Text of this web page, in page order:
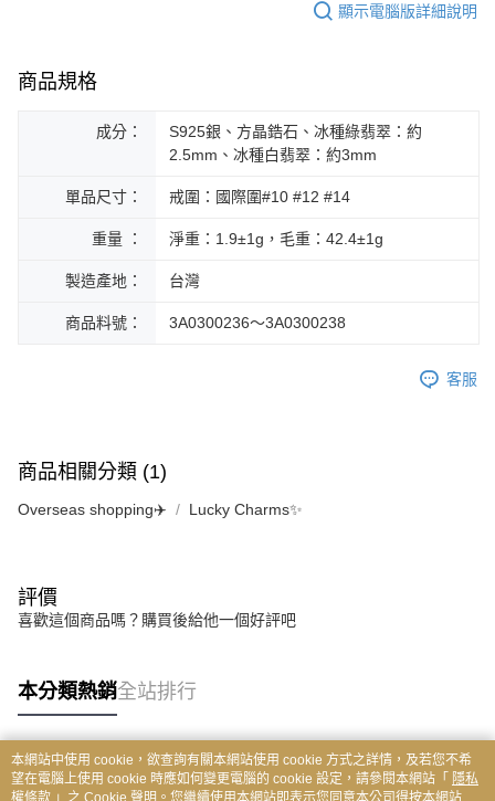
顯示電腦版詳細說明
商品規格
成分：
S925銀、方晶鋯石、冰種綠翡翠：約
2.5mm、冰種白翡翠：約3mm
單品尺寸： 戒圍：國際圍#10 #12 #14
重量 ： 淨重：1.9±1g，毛重：42.4±1g
製造產地： 台灣
商品料號： 3A0300236～3A0300238
客服
商品相關分類 (1)
Overseas shopping✈️ Lucky Charms✨
評價
喜歡這個商品嗎？購買後給他一個好評吧
本分類熱銷全站排行
熱門標籤
本網站中使用 cookie，欲查詢有關本網站使用 cookie 方式之詳情，及若您不希
望在電腦上使用 cookie 時應如何變更電腦的 cookie 設定，請參閱本網站「 隱私
權條款 」之 Cookie 聲明。您繼續使用本網站即表示您同意本公司得按本網站使